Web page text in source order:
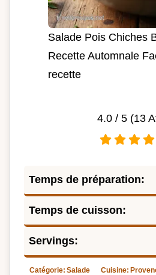
Salade Pois Chiches
Recette Automnale
recette
4.0/ 5 (13
Temps de préparation:
Temps de cuisson:
Servings:
Catégorie: Salade Cuisine: